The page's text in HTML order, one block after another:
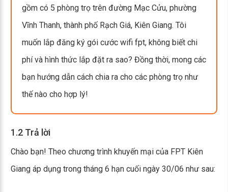
gồm có 5 phòng trọ trên đường Mạc Cửu, phường
Vĩnh Thanh, thành phố Rạch Giá, Kiên Giang. Tôi
muốn lắp đăng ký gói cước wifi fpt, không biết chi
phí và hình thức lắp đặt ra sao? Đồng thời, mong các
bạn hướng dẫn cách chia ra cho các phòng trọ như
thế nào cho hợp lý!
1.2 Trả lời
Chào bạn! Theo chương trình khuyến mại của FPT Kiên
Giang áp dụng trong tháng 6 hạn cuối ngày 30/06 như sau: